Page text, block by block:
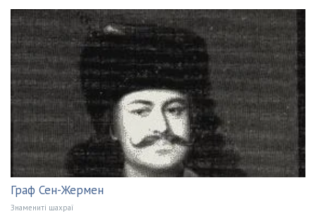
Граф Сен-Жермен
Знамениті шахраї